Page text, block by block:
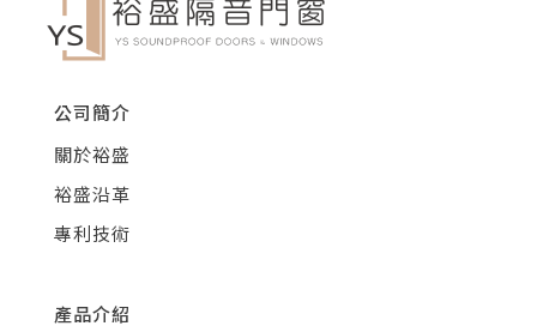
公司簡介
關於裕盛
裕盛沿革
專利技術
產品介紹